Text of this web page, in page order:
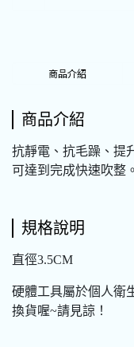
商品介紹
商品介紹
抗靜電、抗毛躁、提
可達到完成快速吹整。
規格說明
直徑3.5CM
硬體工具屬於個人衛
換貨喔~請見諒！